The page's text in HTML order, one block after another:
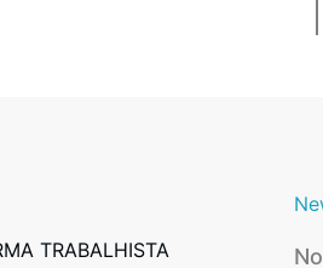
TRABALHISTA